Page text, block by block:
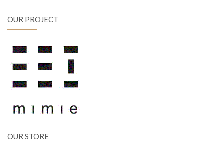
OUR PROJECT
OUR STORE